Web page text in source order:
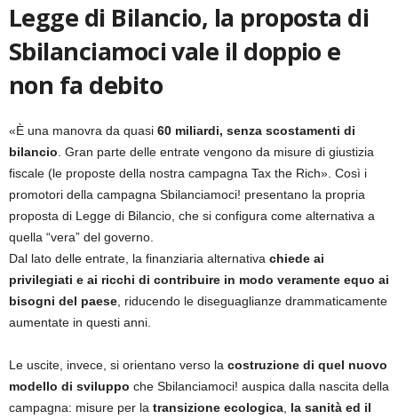
Legge di Bilancio, la proposta di
Sbilanciamoci vale il doppio e
non fa debito
«È una manovra da quasi 60 miliardi, senza scostamenti di
bilancio. Gran parte delle entrate vengono da misure di giustizia
fiscale (le proposte della nostra campagna Tax the Rich». Così i
promotori della campagna Sbilanciamoci! presentano la propria
proposta di Legge di Bilancio, che si configura come alternativa a
quella “vera” del governo.
Dal lato delle entrate, la finanziaria alternativa chiede ai
privilegiati e ai ricchi di contribuire in modo veramente equo ai
bisogni del paese, riducendo le diseguaglianze drammaticamente
aumentate in questi anni.
Le uscite, invece, si orientano verso la costruzione di quel nuovo
modello di sviluppo che Sbilanciamoci! auspica dalla nascita della
campagna: misure per la transizione ecologica, la sanità ed il